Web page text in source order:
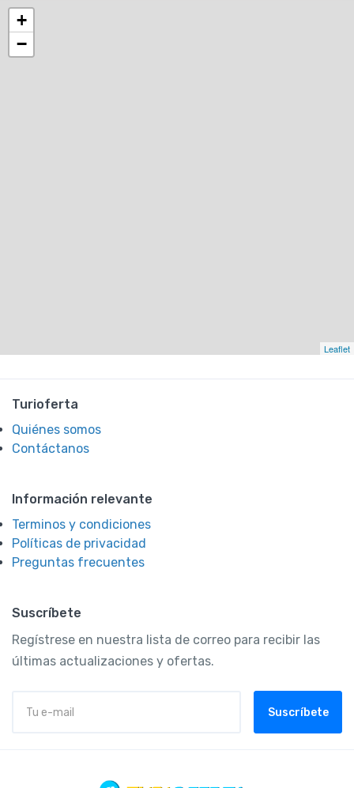
+
−
Leaflet
Turioferta
Quiénes somos
Contáctanos
Información relevante
Terminos y condiciones
Políticas de privacidad
Preguntas frecuentes
Suscríbete
Regístrese en nuestra lista de correo para recibir las
últimas actualizaciones y ofertas.
Suscríbete